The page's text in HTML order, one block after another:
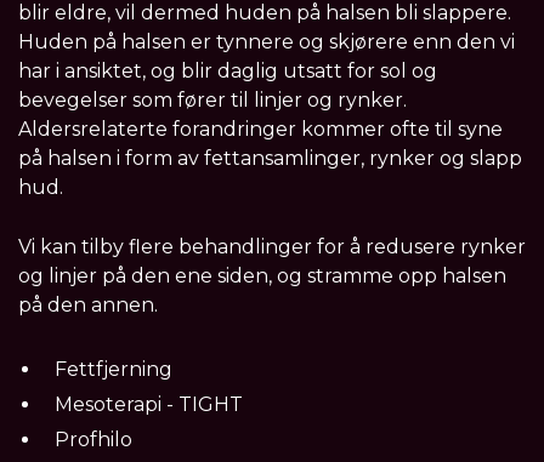
blir eldre, vil dermed huden på halsen bli slappere.
Huden på halsen er tynnere og skjørere enn den vi
har i ansiktet, og blir daglig utsatt for sol og
bevegelser som fører til linjer og rynker.
Aldersrelaterte forandringer kommer ofte til syne
på halsen i form av fettansamlinger, rynker og slapp
hud.
Vi kan tilby flere behandlinger for å redusere rynker
og linjer på den ene siden, og stramme opp halsen
på den annen.
Fettfjerning
Mesoterapi - TIGHT
Profhilo